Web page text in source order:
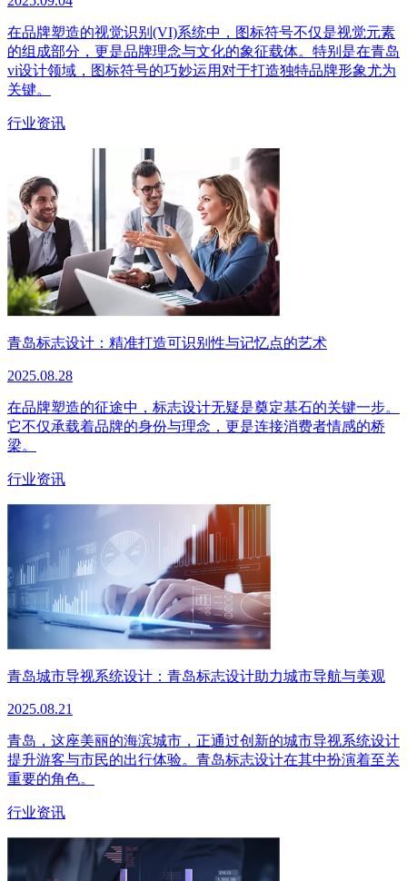
在品牌塑造的视觉识别(VI)系统中，图标符号不仅是视觉元素
的组成部分，更是品牌理念与文化的象征载体。特别是在青岛
vi设计领域，图标符号的巧妙运用对于打造独特品牌形象尤为
关键。
行业资讯
青岛标志设计：精准打造可识别性与记忆点的艺术
2025.08.28
在品牌塑造的征途中，标志设计无疑是奠定基石的关键一步。
它不仅承载着品牌的身份与理念，更是连接消费者情感的桥
梁。
行业资讯
青岛城市导视系统设计：青岛标志设计助力城市导航与美观
2025.08.21
青岛，这座美丽的海滨城市，正通过创新的城市导视系统设计
提升游客与市民的出行体验。青岛标志设计在其中扮演着至关
重要的角色。
行业资讯